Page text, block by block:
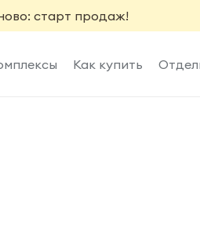
старт продаж!
Как купить